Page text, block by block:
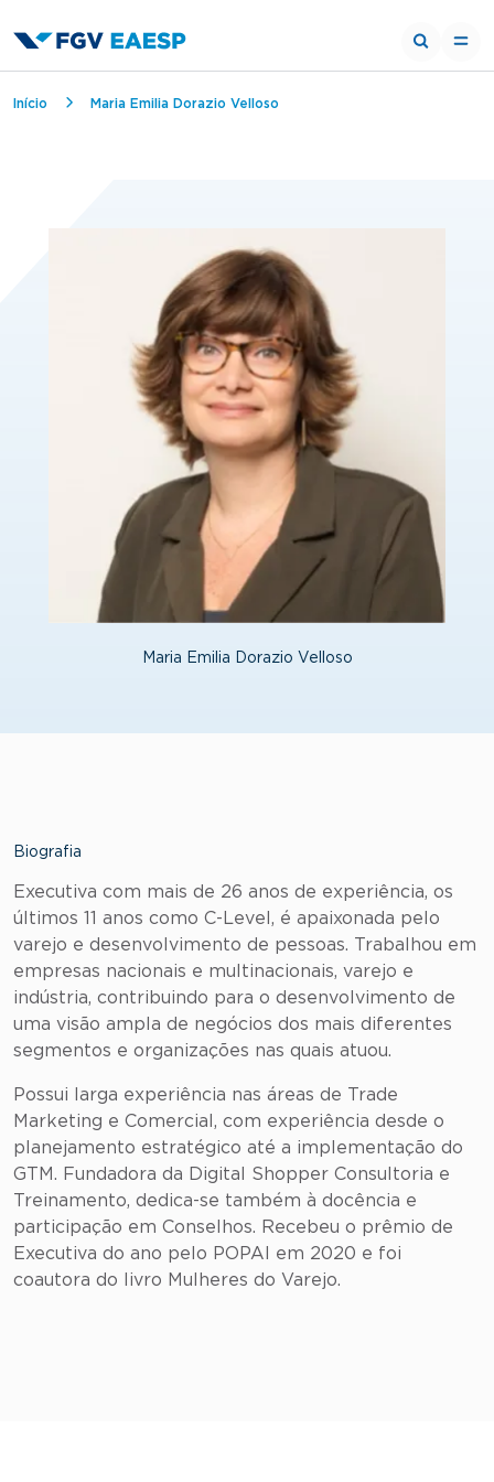
Trilha de navegação
Início Maria Emilia Dorazio Velloso
Maria Emilia Dorazio Velloso
Biografia
Executiva com mais de 26 anos de experiência, os
últimos 11 anos como C-Level, é apaixonada pelo
varejo e desenvolvimento de pessoas. Trabalhou em
empresas nacionais e multinacionais, varejo e
indústria, contribuindo para o desenvolvimento de
uma visão ampla de negócios dos mais diferentes
segmentos e organizações nas quais atuou.
Possui larga experiência nas áreas de Trade
Marketing e Comercial, com experiência desde o
planejamento estratégico até a implementação do
GTM. Fundadora da Digital Shopper Consultoria e
Treinamento, dedica-se também à docência e
participação em Conselhos. Recebeu o prêmio de
Executiva do ano pelo POPAI em 2020 e foi
coautora do livro Mulheres do Varejo.